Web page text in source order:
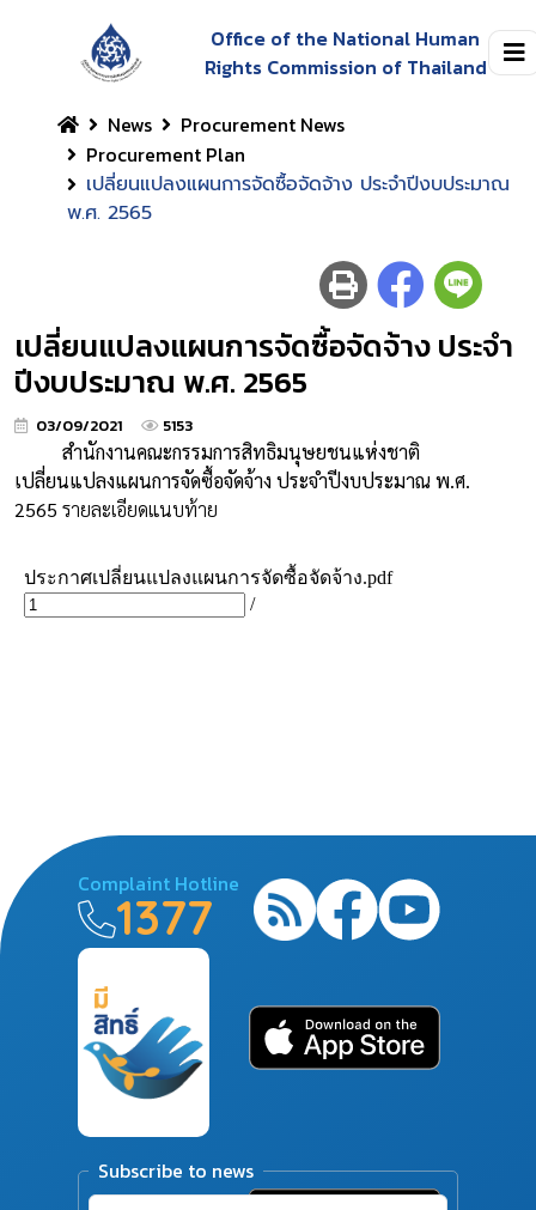
Office of the National Human
Rights Commission of Thailand
News
Procurement News
Procurement Plan
เปลี่ยนแปลงแผนการจัดซื้อจัดจ้าง ประจำปีงบประมาณ
พ.ศ. 2565
เปลี่ยนแปลงแผนการจัดซื้อจัดจ้าง ประจำ
ปีงบประมาณ พ.ศ. 2565
03/09/2021 5153
สำนักงานคณะกรรมการสิทธิมนุษยชนแห่งชาติ
เปลี่ยนแปลงแผนการจัดซื้อจัดจ้าง ประจำปีงบประมาณ พ.ศ.
2565 รายละเอียดแนบท้าย
Complaint Hotline
1377
Subscribe to news